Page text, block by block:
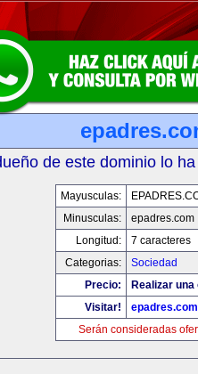
de este dominio lo
Mayusculas:
Minusculas:
epadres.com
Longitud:
7 caracteres
Categorias:
Sociedad
Precio:
Realizar
Visitar!
epadres.com
Serán consideradas